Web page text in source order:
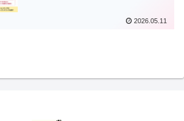
2026.05.11